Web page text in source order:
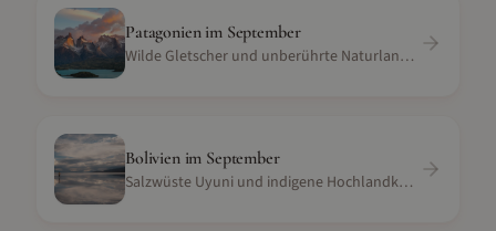
Patagonienim September
Wilde Gletscher und unberührte Naturlandschaft
Bolivienim September
Salzwüste Uyuni und indigene Hochlandkultur